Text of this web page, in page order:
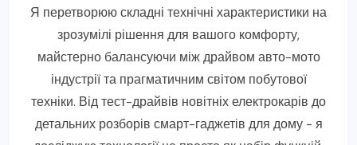
Я перетворюю складні технічні характеристики на
зрозумілі рішення для вашого комфорту,
майстерно балансуючи між драйвом авто-мото
індустрії та прагматичним світом побутової
техніки. Від тест-драйвів новітніх електрокарів до
детальних розборів смарт-гаджетів для дому - я